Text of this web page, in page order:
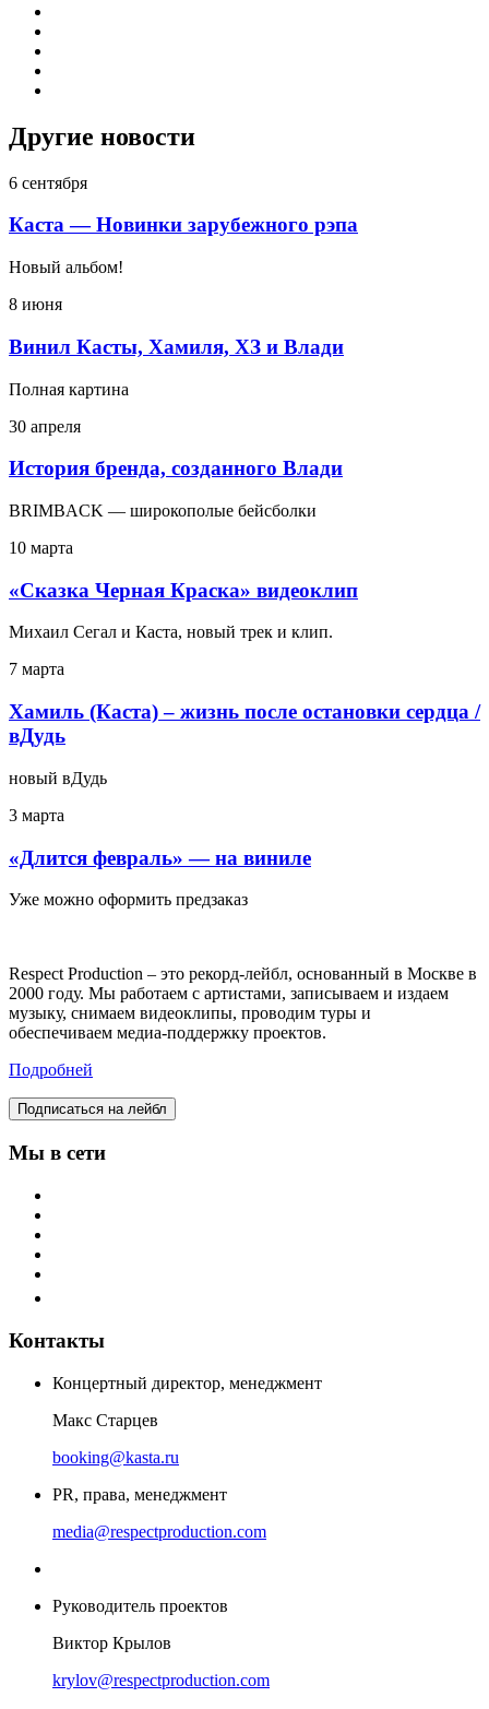
Другие новости
6 сентября
Каста — Новинки зарубежного рэпа
Новый альбом!
8 июня
Винил Касты, Хамиля, ХЗ и Влади
Полная картина
30 апреля
История бренда, созданного Влади
BRIMBACK — широкополые бейсболки
10 марта
«Сказка Черная Краска» видеоклип
Михаил Сегал и Каста, новый трек и клип.
7 марта
Хамиль (Каста) – жизнь после остановки сердца /
вДудь
новый вДудь
3 марта
«Длится февраль» — на виниле
Уже можно оформить предзаказ
Respect Production – это рекорд-лейбл, основанный в Москве в
2000 году. Мы работаем с артистами, записываем и издаем
музыку, снимаем видеоклипы, проводим туры и
обеспечиваем медиа-поддержку проектов.
Подробней
Подписаться на лейбл
Мы в сети
Контакты
Концертный директор, менеджмент
Макс Старцев
booking@kasta.ru
PR, права, менеджмент
media@respectproduction.com
Руководитель проектов
Виктор Крылов
krylov@respectproduction.com